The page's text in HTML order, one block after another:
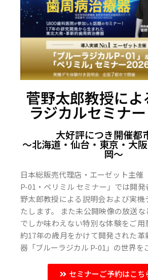
菅野太郎教授によ
ラジカルセミナ
大好評につき開催都
〜北海道・仙台・東京・大
岡〜
日本総販売代理店・エーゼット主催
P-01・ペリミル セミナー」では開
野太郎教授による説明会および実機
たします。 また未公開映像の放送
でしか味わえない特別な体験をご用
約17年の歳月をかけて開発された
器「ブルーラジカル P-01」の世界を
セミナーご予約はこち